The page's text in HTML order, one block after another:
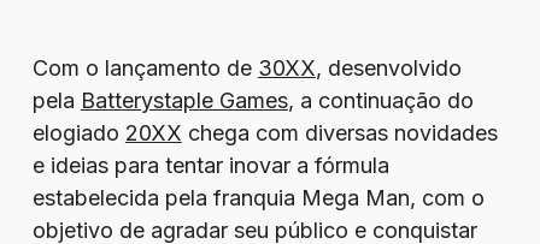
Com o lançamento de 30XX, desenvolvido
pela Batterystaple Games, a continuação do
elogiado 20XX chega com diversas novidades
e ideias para tentar inovar a fórmula
estabelecida pela franquia Mega Man, com o
objetivo de agradar seu público e conquistar